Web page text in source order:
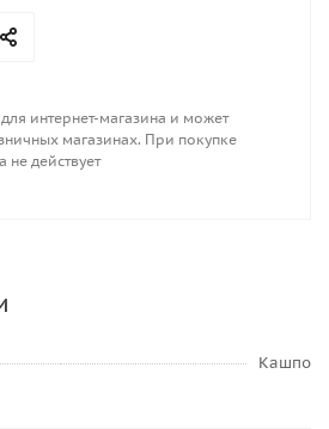
интернет-магазина и может
магазинах. При покупке
не действует
Кашпо